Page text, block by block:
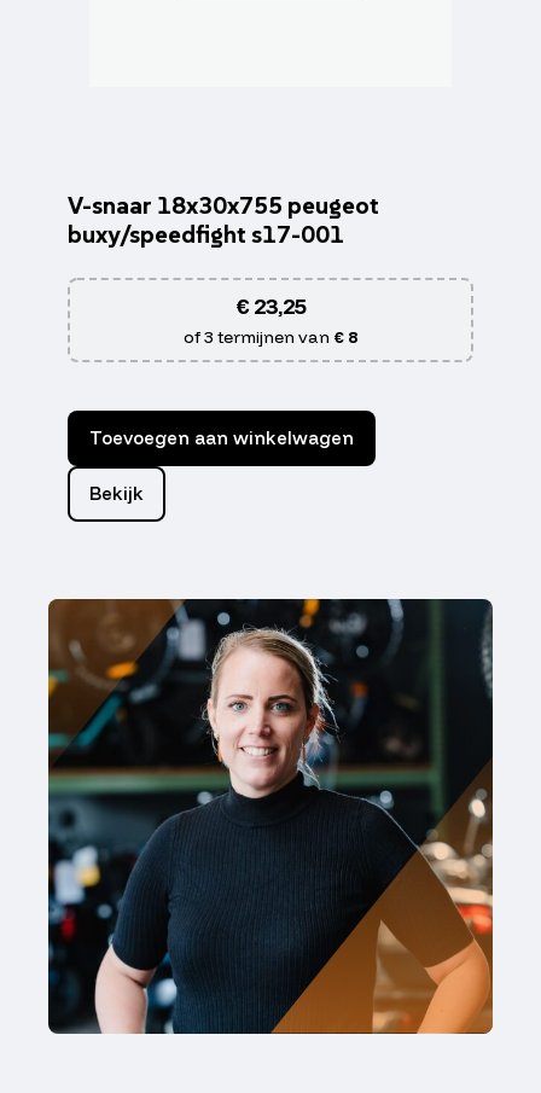
V-snaar 18x30x755 peugeot
buxy/speedfight s17-001
€23,25
of 3 termijnen van € 8
Toevoegen aan winkelwagen
Bekijk